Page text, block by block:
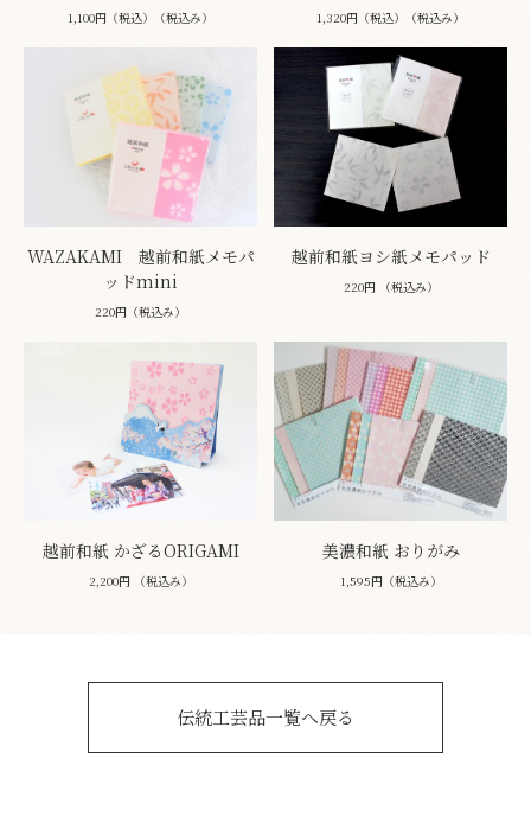
1,100円（税込）（税込み） 1,320円（税込）（税込み）
WAZAKAMI 越前和紙メモパ
ッドmini
220円（税込み）
越前和紙ヨシ紙メモパッド
220円 （税込み）
越前和紙 かざるORIGAMI
2,200円 （税込み）
美濃和紙 おりがみ
1,595円（税込み）
伝統工芸品一覧へ戻る